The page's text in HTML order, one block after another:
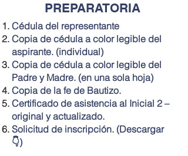
PREPARATORIA
Cédula del representante
Copia de cédula a color legible del
aspirante. (individual)
Copia de cédula a color legible del
Padre y Madre. (en una sola hoja)
Copia de la fe de Bautizo.
Certificado de asistencia al Inicial 2 –
original y actualizado.
Solicitud de inscripción. (Descargar
👇)